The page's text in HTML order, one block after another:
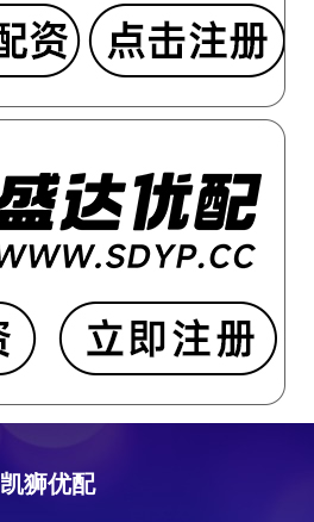
凯狮优配